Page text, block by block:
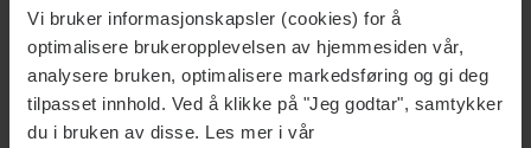
Vi bruker informasjonskapsler (cookies) for å
optimalisere brukeropplevelsen av hjemmesiden vår,
analysere bruken, optimalisere markedsføring og gi deg
tilpasset innhold. Ved å klikke på "Jeg godtar", samtykker
du i bruken av disse. Les mer i vår
vinterdepresjon har klare likhetstrekk med "vanlig"
depresjon. I tillegg til antidepressiva, brukes
behandling med melatonin stadig oftere.
Forskning på effekt av de ulike behandlingsformene